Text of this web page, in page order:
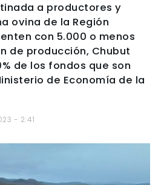
a productores y
ovina de la Región
con 5.000 o menos
de producción, Chubut
de los fondos que son
de Economía de la
- 2:41